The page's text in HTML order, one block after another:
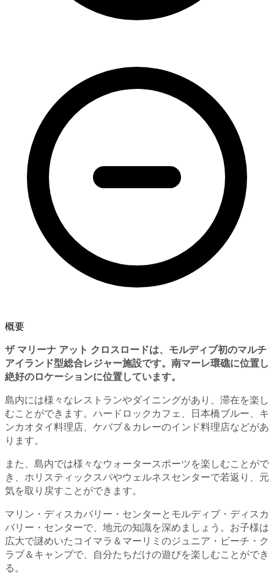
概要
ザ マリーナ アット クロスロードは、モルディブ初のマルチ
アイランド型総合レジャー施設です。南マーレ環礁に位置し
絶好のロケーションに位置しています。
島内には様々なレストランやダイニングがあり、滞在を楽し
むことができます。ハードロックカフェ、日本橋ブルー、キ
ンカオタイ料理店、ケバブ＆カレーのインド料理店などがあ
ります。
また、島内では様々なウォータースポーツを楽しむことがで
き、ホリスティックスパやウェルネスセンターで若返り、元
気を取り戻すことができます。
マリン・ディスカバリー・センターとモルディブ・ディスカ
バリー・センターで、地元の知識を深めましょう。お子様は
広大で謎めいたコイマラ＆マーリミのジュニア・ビーチ・ク
ラブ＆キャンプで、自分たちだけの遊びを楽しむことができ
る。